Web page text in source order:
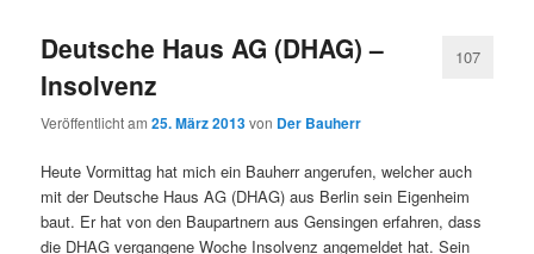
Deutsche Haus AG (DHAG) –
Insolvenz
Veröffentlicht am25. März 2013von Der Bauherr
107
Heute Vormittag hat mich ein Bauherr angerufen, welcher auch
mit der Deutsche Haus AG (DHAG) aus Berlin sein Eigenheim
baut. Er hat von den Baupartnern aus Gensingen erfahren, dass
die DHAG vergangene Woche Insolvenz angemeldet hat. Sein